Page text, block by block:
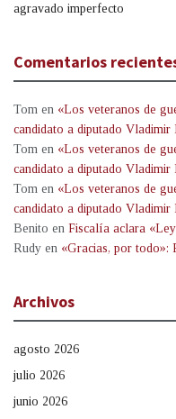
agravado imperfecto
Comentarios
Tom en «Los veteranos de
candidato a diputado Vladimir
Tom en «Los veteranos de
candidato a diputado Vladimir
Tom en «Los veteranos de
candidato a diputado Vladimir
Benito en Fiscalía aclara
Rudy en «Gracias, por todo»:
Archivos
agosto 2026
julio 2026
junio 2026